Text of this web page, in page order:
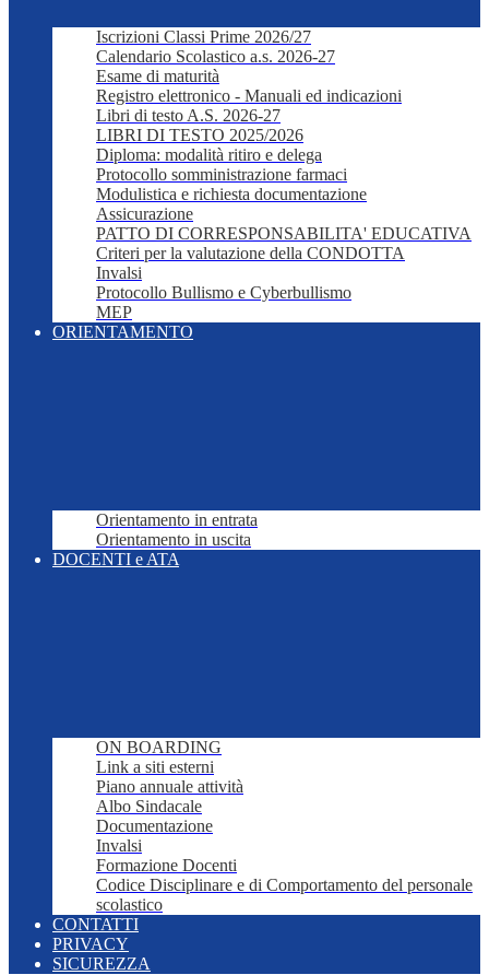
Iscrizioni Classi Prime 2026/27
Calendario Scolastico a.s. 2026-27
Esame di maturità
Registro elettronico - Manuali ed indicazioni
Libri di testo A.S. 2026-27
LIBRI DI TESTO 2025/2026
Diploma: modalità ritiro e delega
Protocollo somministrazione farmaci
Modulistica e richiesta documentazione
Assicurazione
PATTO DI CORRESPONSABILITA' EDUCATIVA
Criteri per la valutazione della CONDOTTA
Invalsi
Protocollo Bullismo e Cyberbullismo
MEP
ORIENTAMENTO
Orientamento in entrata
Orientamento in uscita
DOCENTI e ATA
ON BOARDING
Link a siti esterni
Piano annuale attività
Albo Sindacale
Documentazione
Invalsi
Formazione Docenti
Codice Disciplinare e di Comportamento del personale
scolastico
CONTATTI
PRIVACY
SICUREZZA